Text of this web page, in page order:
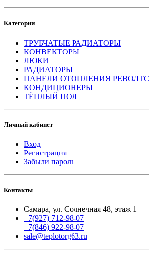
Категории
ТРУБЧАТЫЕ РАДИАТОРЫ
КОНВЕКТОРЫ
ЛЮКИ
РАДИАТОРЫ
ПАНЕЛИ ОТОПЛЕНИЯ РЕВОЛТС
КОНДИЦИОНЕРЫ
ТЁПЛЫЙ ПОЛ
Личный кабинет
Вход
Регистрация
Забыли пароль
Контакты
Самара, ул. Солнечная 48, этаж 1
+7(927) 712-98-07
+7(846) 922-98-07
sale@teplotorg63.ru